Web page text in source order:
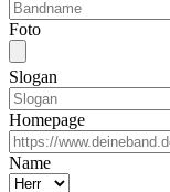
Foto
Slogan
Homepage
Name